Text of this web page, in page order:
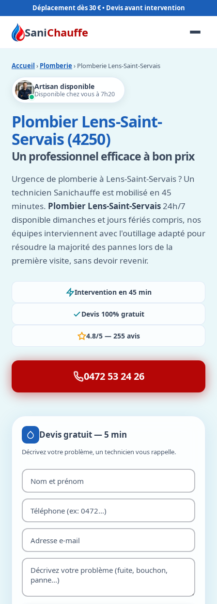
Déplacement dès 30 €
SaniChauffe
Accueil › Plomberie › Plomberie Lens-Saint-Servais
Artisan disponible
Disponible chez vous à 7h20
Plombier Lens-Saint-
Servais (4250)
Un professionnel efficace à bon prix
Urgence de plomberie à Lens-Saint-Servais ? Un
technicien Sanichauffe est mobilisé en 45
minutes. Plombier Lens-Saint-Servais24h/7
disponible dimanches et jours fériés compris, nos
équipes interviennent avec l'outillage adapté pour
résoudre la majorité des pannes lors de la
première visite, sans devoir revenir.
Intervention en 45 min
Devis 100% gratuit
4.8/5 — 255 avis
0472 53 24 26
Devis gratuit — 5 min
Décrivez votre problème, un technicien vous rappelle.